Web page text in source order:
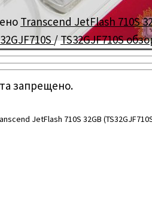
JetFlash 710S 32GB
Transcend JetFlash 710S
/TS32GJF710S
запрещено.